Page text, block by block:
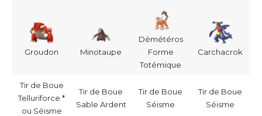
Groudon Minotaupe
Démétéros
Forme
Totémique
Carchacrok
Tir de Boue
Telluriforce *
ou Séisme
Tir de Boue
Sable Ardent
Tir de Boue
Séisme
Tir de Boue
Séisme